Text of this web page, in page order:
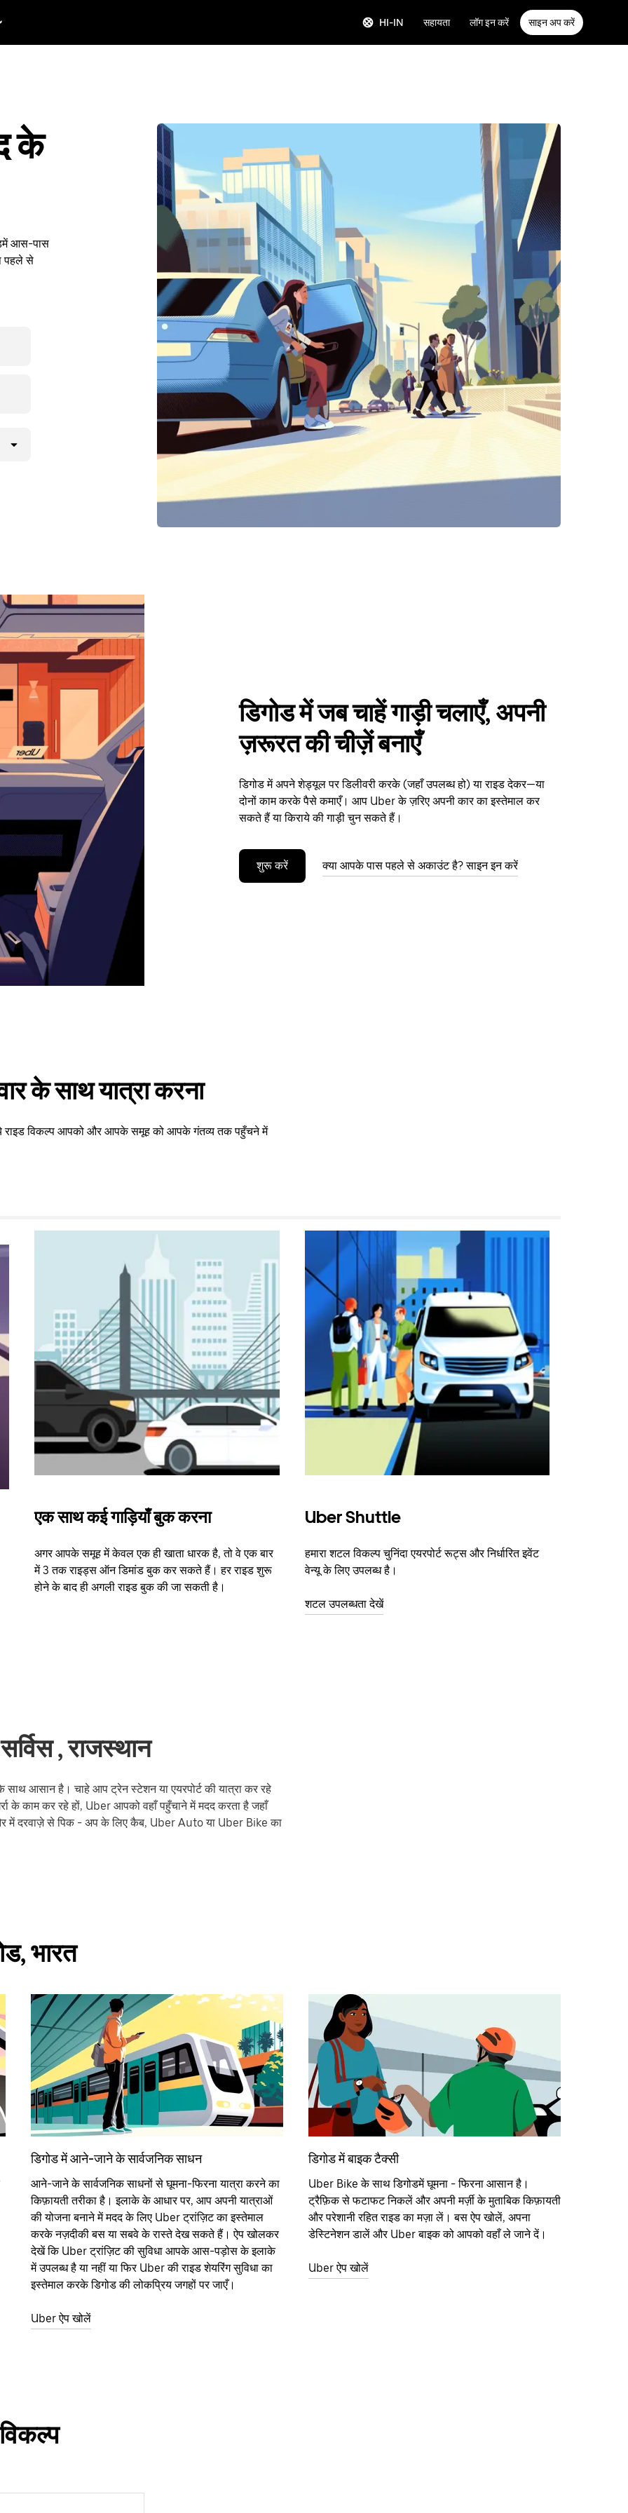
HI-IN सहायता लॉग इन करें साइन अप करें
के
आस-पास
पहले से
डिगोड में जब चाहें गाड़ी चलाएँ, अपनी
ज़रूरत की चीज़ें बनाएँ
डिगोड में अपने शेड्यूल पर डिलीवरी करके (जहाँ उपलब्ध हो) या राइड देकर—या
दोनों काम करके पैसे कमाएँ। आप Uber के ज़रिए अपनी कार का इस्तेमाल कर
सकते हैं या किराये की गाड़ी चुन सकते हैं।
शुरू करें क्या आपके पास पहले से अकाउंट है? साइन इन करें
के साथ यात्रा करना
ये राइड विकल्प आपको और आपके समूह को आपके गंतव्य तक पहुँचने में
एक साथ कई गाड़ियाँ बुक करना
अगर आपके समूह में केवल एक ही खाता धारक है, तो वे एक बार
में 3 तक राइड्स ऑन डिमांड बुक कर सकते हैं। हर राइड शुरू
होने के बाद ही अगली राइड बुक की जा सकती है।
Uber Shuttle
हमारा शटल विकल्प चुनिंदा एयरपोर्ट रूट्स और निर्धारित इवेंट
वेन्यू के लिए उपलब्ध है।
शटल उपलब्धता देखें
, राजस्थान
आसान है। चाहे आप ट्रेन स्टेशन या एयरपोर्ट की यात्रा कर रहे
के काम कर रहे हों, Uber आपको वहाँ पहुँचाने में मदद करता है जहाँ
में दरवाज़े से पिक - अप के लिए कैब, Uber Auto या Uber Bike का
भारत
डिगोड में आने-जाने के सार्वजनिक साधन
आने-जाने के सार्वजनिक साधनों से घूमना-फिरना यात्रा करने का
किफ़ायती तरीका है। इलाके के आधार पर, आप अपनी यात्राओं
की योजना बनाने में मदद के लिए Uber ट्रांज़िट का इस्तेमाल
करके नज़दीकी बस या सबवे के रास्ते देख सकते हैं। ऐप खोलकर
देखें कि Uber ट्रांज़िट की सुविधा आपके आस-पड़ोस के इलाके
में उपलब्ध है या नहीं या फिर Uber की राइड शेयरिंग सुविधा का
इस्तेमाल करके डिगोड की लोकप्रिय जगहों पर जाएँ।
Uber ऐप खोलें
डिगोड में बाइक टैक्सी
Uber Bike के साथ डिगोडमें घूमना - फिरना आसान है।
ट्रैफ़िक से फटाफट निकलें और अपनी मर्ज़ी के मुताबिक किफ़ायती
और परेशानी रहित राइड का मज़ा लें। बस ऐप खोलें, अपना
डेस्टिनेशन डालें और Uber बाइक को आपको वहाँ ले जाने दें।
Uber ऐप खोलें